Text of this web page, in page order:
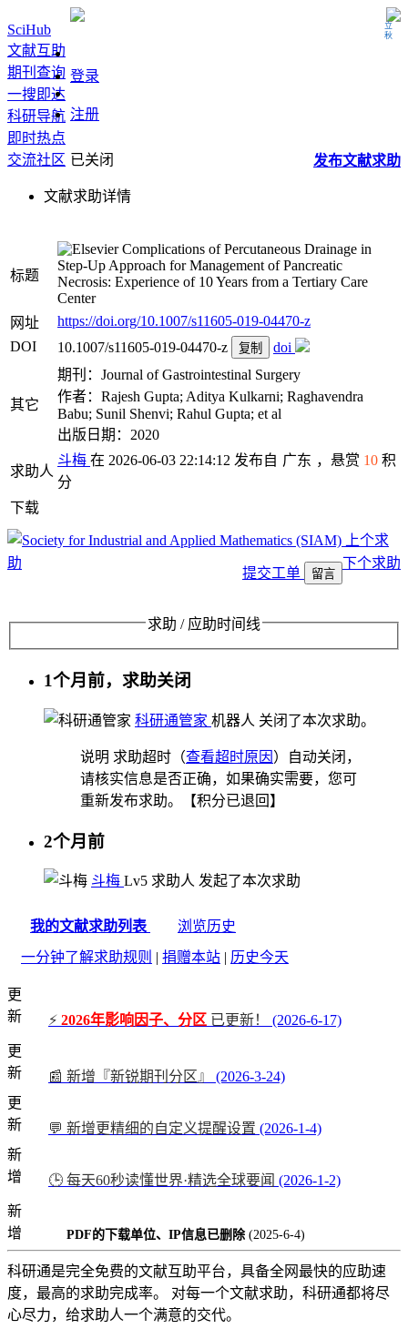
立秋
SciHub
文献互助
期刊查询
一搜即达
科研导航
即时热点
交流社区
登录
注册
发布文献求助
已关闭
文献求助详情
标题
Complications of Percutaneous Drainage in
Step-Up Approach for Management of Pancreatic
Necrosis: Experience of 10 Years from a Tertiary Care
Center
网址
https://doi.org/10.1007/s11605-019-04470-z
DOI
10.1007/s11605-019-04470-z 复制 doi
其它
期刊：Journal of Gastrointestinal Surgery
作者：Rajesh Gupta; Aditya Kulkarni; Raghavendra
Babu; Sunil Shenvi; Rahul Gupta; et al
出版日期：2020
求助人
斗梅 在 2026-06-03 22:14:12 发布自 广东 ，悬赏 10 积
分
下载
上个求
助
下个求助
提交工单 留言
求助 / 应助时间线
1个月前，求助关闭
科研通管家 机器人 关闭了本次求助。
说明 求助超时（查看超时原因 ）自动关闭，
请核实信息是否正确，如果确实需要，您可
重新发布求助。【积分已退回】
2个月前
斗梅 Lv5 求助人 发起了本次求助
我的文献求助列表
浏览历史
一分钟了解求助规则
捐赠本站 历史今天
更
新
⚡ 2026年影响因子、分区 已更新！
(2026-6-17)
更
新
📰 新增『新锐期刊分区』
(2026-3-24)
更
新
💬 新增更精细的自定义提醒设置 (2026-1-4)
新
增
🕒 每天60秒读懂世界·精选全球要闻 (2026-1-2)
新
增
PDF的下载单位、IP信息已删除 (2025-6-4)
科研通是完全免费的文献互助平台，具备全网最快的应助速
度，最高的求助完成率。 对每一个文献求助，科研通都将尽
心尽力，给求助人一个满意的交代。